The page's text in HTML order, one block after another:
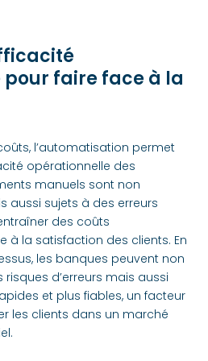
faire face à la
l’automatisation permet
opérationnelle des
manuels sont non
aussi sujets à des erreurs
des coûts
à la satisfaction des clients. En
les banques peuvent non
d’erreurs mais aussi
et plus fiables, un facteur
les clients dans un marché